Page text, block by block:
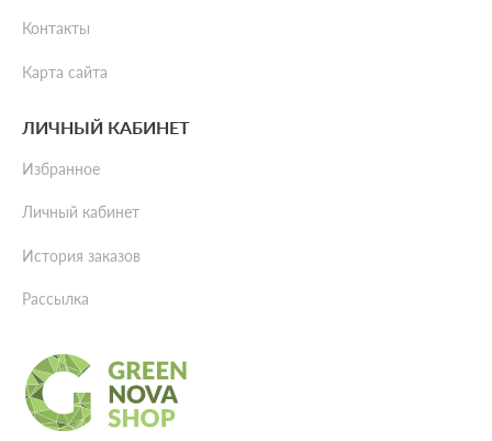
Контакты
Карта сайта
ЛИЧНЫЙ КАБИНЕТ
Избранное
Личный кабинет
История заказов
Рассылка